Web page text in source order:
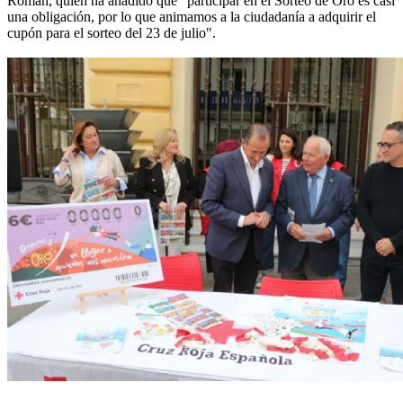
una obligación, por lo que animamos a la ciudadanía a adquirir el
cupón para el sorteo del 23 de julio".